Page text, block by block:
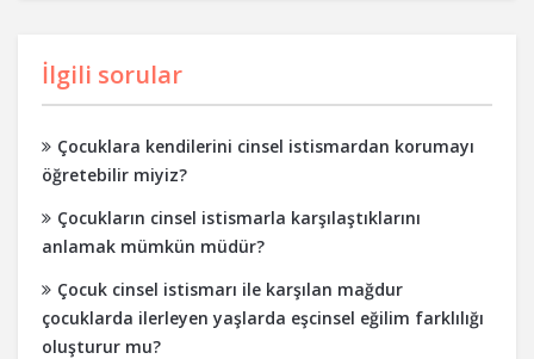
İlgili sorular
Çocuklara kendilerini cinsel istismardan korumayı
öğretebilir miyiz?
Çocukların cinsel istismarla karşılaştıklarını
anlamak mümkün müdür?
Çocuk cinsel istismarı ile karşılan mağdur
çocuklarda ilerleyen yaşlarda eşcinsel eğilim farklılığı
oluşturur mu?